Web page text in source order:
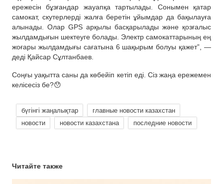
ережесін бұзғандар жауапқа тартылады. Сонымен қатар
самокат, скутерлерді жалға беретін ұйымдар да бақылауға
алынады. Олар GPS арқылы басқарылады және қозғалыс
жылдамдығын шектеуге болады. Электр самокаттарының ең
жоғары жылдамдығы сағатына 6 шақырым болуы қажет”, —
деді Қайсар Сұлтанбаев.
Соңғы уақытта саны да көбейіп кетіп еді. Сіз жаңа ережемен
келісесіз бе?😯
бүгінгі жаңалықтар
главные новости казахстан
новости
новости казахстана последние новости
Читайте также